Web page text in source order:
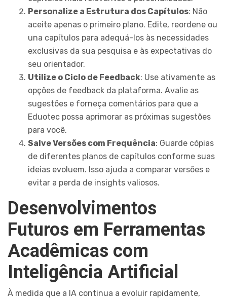
Personalize a Estrutura dos Capítulos: Não
aceite apenas o primeiro plano. Edite, reordene ou
una capítulos para adequá-los às necessidades
exclusivas da sua pesquisa e às expectativas do
seu orientador.
Utilize o Ciclo de Feedback: Use ativamente as
opções de feedback da plataforma. Avalie as
sugestões e forneça comentários para que a
Eduotec possa aprimorar as próximas sugestões
para você.
Salve Versões com Frequência: Guarde cópias
de diferentes planos de capítulos conforme suas
ideias evoluem. Isso ajuda a comparar versões e
evitar a perda de insights valiosos.
Desenvolvimentos
Futuros em Ferramentas
Acadêmicas com
Inteligência Artificial
À medida que a IA continua a evoluir rapidamente,